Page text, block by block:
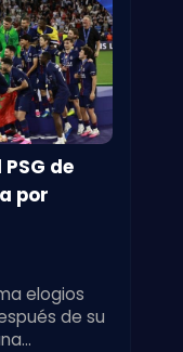
de
por
elogios
de su